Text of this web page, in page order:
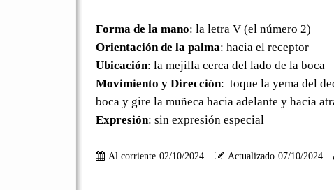
Forma de la mano: la letra V (el número 2)
Orientación de la palma: hacia el receptor
Ubicación: la mejilla cerca del lado de la boca
Movimiento y Dirección: toque la yema del
boca y gire la muñeca hacia adelante y hacia
Expresión: sin expresión especial
Al corriente 02/10/2024 Actualizado 07/10/2024